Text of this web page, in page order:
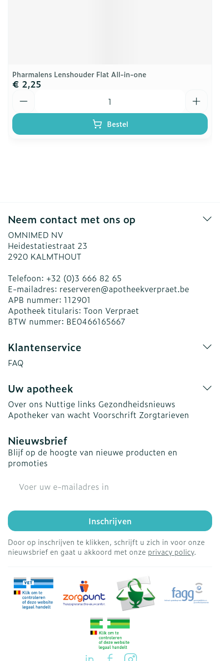
Pharmalens Lenshouder Flat All-in-one
€ 2,25
Bestel
Neem contact met ons op
OMNIMED NV
Heidestatiestraat 23
2920 KALMTHOUT
Telefoon: +32 (0)3 666 82 65
E-mailadres: reserveren@apotheekverpraet.be
APB nummer: 112901
Apotheek titularis: Toon Verpraet
BTW nummer: BE0466165667
Klantenservice
FAQ
Uw apotheek
Over ons Nuttige links Gezondheidsnieuws
Apotheker van wacht Voorschrift Zorgtarieven
Nieuwsbrief
Blijf op de hoogte van nieuwe producten en
promoties
Inschrijven
Door op inschrijven te klikken, schrijft u zich in voor onze
nieuwsbrief en gaat u akkoord met onze privacy policy.